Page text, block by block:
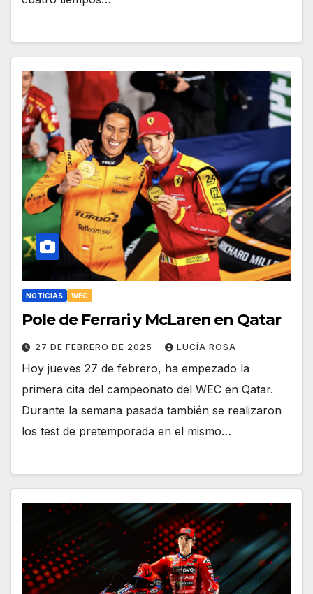
NOTICIAS WEC
Pole de Ferrari y McLaren en Qatar
27 DE FEBRERO DE 2025 LUCÍA ROSA
Hoy jueves 27 de febrero, ha empezado la
primera cita del campeonato del WEC en Qatar.
Durante la semana pasada también se realizaron
los test de pretemporada en el mismo…